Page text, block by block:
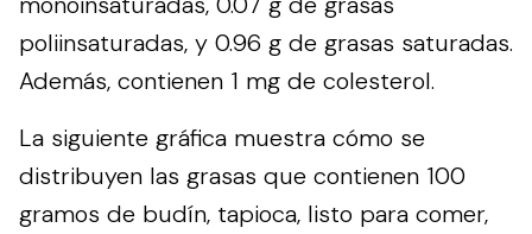
poliinsaturadas, y 0.96 g de grasas saturadas.
Además, contienen 1 mg de colesterol.
La siguiente gráfica muestra cómo se
distribuyen las grasas que contienen 100
gramos de budín, tapioca, listo para comer,